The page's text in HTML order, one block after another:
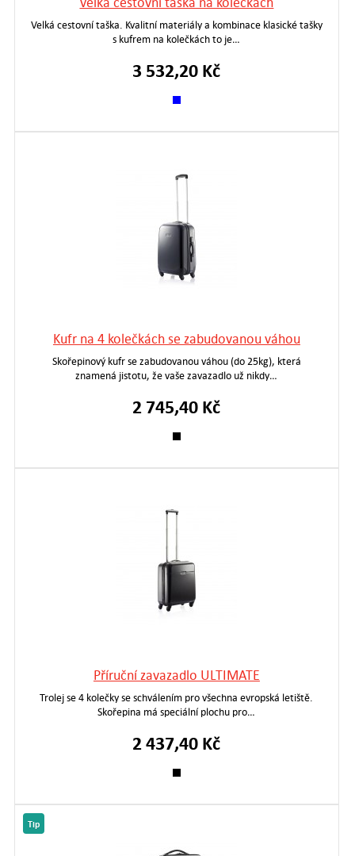
Velká cestovní taška. Kvalitní materiály a kombinace klasické tašky
s kufrem na kolečkách to je…
3 532,20 Kč
Kufr na 4 kolečkách se zabudovanou váhou
Skořepinový kufr se zabudovanou váhou (do 25kg), která
znamená jistotu, že vaše zavazadlo už nikdy…
2 745,40 Kč
Příruční zavazadlo ULTIMATE
Trolej se 4 kolečky se schválením pro všechna evropská letiště.
Skořepina má speciální plochu pro…
2 437,40 Kč
Tip